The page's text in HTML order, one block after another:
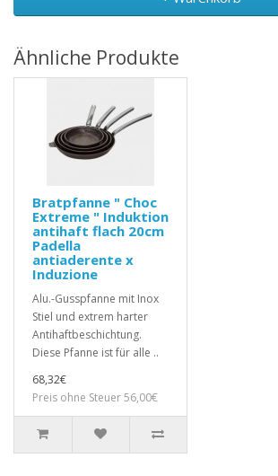
Ähnliche Produkte
Bratpfanne " Choc
Extreme " Induktion
antihaft flach 20cm
Padella
antiaderente x
Induzione
Alu.-Gusspfanne mit Inox
Stiel und extrem harter
Antihaftbeschichtung.
Diese Pfanne ist für alle ..
68,32€
Preis ohne Steuer 56,00€